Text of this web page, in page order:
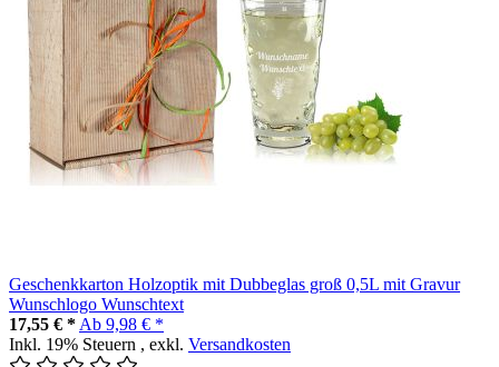
Geschenkkarton Holzoptik mit Dubbeglas groß 0,5L mit Gravur
Wunschlogo Wunschtext
17,55 € * Ab 9,98 € *
Inkl. 19% Steuern , exkl. Versandkosten